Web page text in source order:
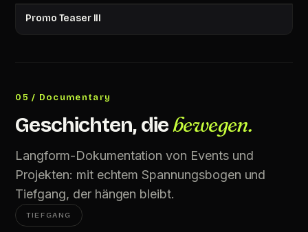
Promo Teaser III
05 / Documentary
Geschichten, diebewegen.
Langform-Dokumentation von Events und
Projekten: mit echtem Spannungsbogen und
Tiefgang, der hängen bleibt.
TIEFGANG